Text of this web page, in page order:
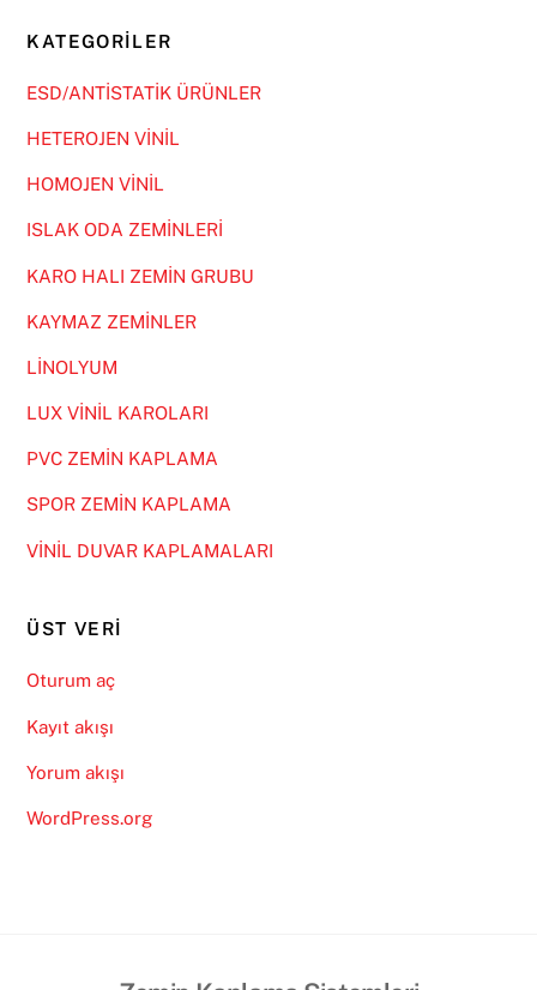
KATEGORILER
ESD/ANTİSTATİK ÜRÜNLER
HETEROJEN VİNİL
HOMOJEN VİNİL
ISLAK ODA ZEMİNLERİ
KARO HALI ZEMİN GRUBU
KAYMAZ ZEMİNLER
LİNOLYUM
LUX VİNİL KAROLARI
PVC ZEMİN KAPLAMA
SPOR ZEMİN KAPLAMA
VİNİL DUVAR KAPLAMALARI
ÜST VERI
Oturum aç
Kayıt akışı
Yorum akışı
WordPress.org